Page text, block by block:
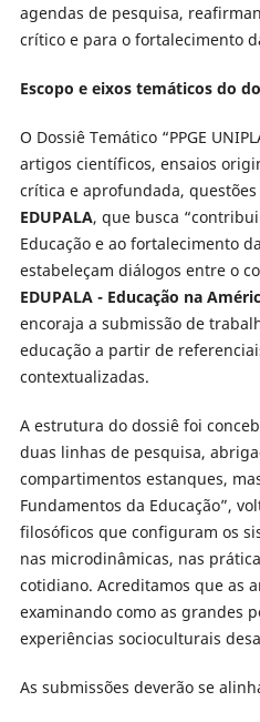
agendas de pesquisa,
crítico e para o fortalecimento
Escopo e eixos temáticos do
O Dossiê Temático “PPGE
artigos científicos, ensaios
crítica e aprofundada,
EDUPALA, que busca
Educação e ao fortalecimento
estabeleçam diálogos entre o
EDUPALA - Educação na
encoraja a submissão de
educação a partir de
contextualizadas.
A estrutura do dossiê foi
duas linhas de pesquisa,
compartimentos estanques,
Fundamentos da Educação”,
filosóficos que configuram os
nas microdinâmicas, nas
cotidiano. Acreditamos que as
examinando como as grandes
experiências socioculturais
As submissões deverão se